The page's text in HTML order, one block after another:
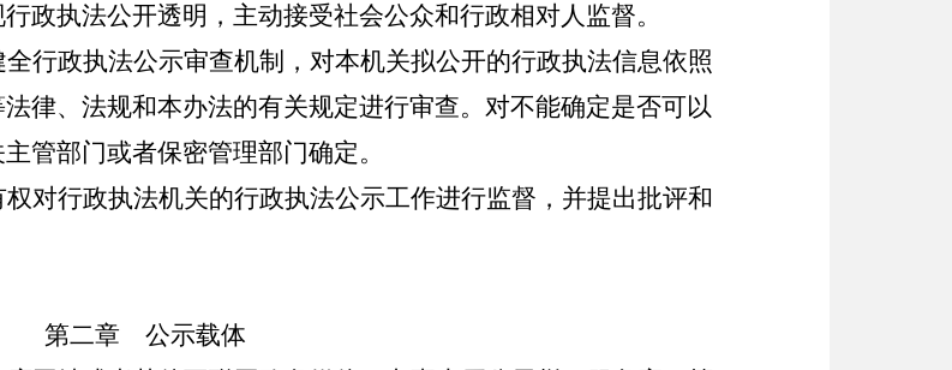
政执法公开透明，主动接受社会公众和行政相对人监督。
行政执法公示审查机制，对本机关拟公开的行政执法信息依照
律、法规和本办法的有关规定进行审查。对不能确定是否可以
管部门或者保密管理部门确定。
对行政执法机关的行政执法公示工作进行监督，并提出批评和
第二章 公示载体